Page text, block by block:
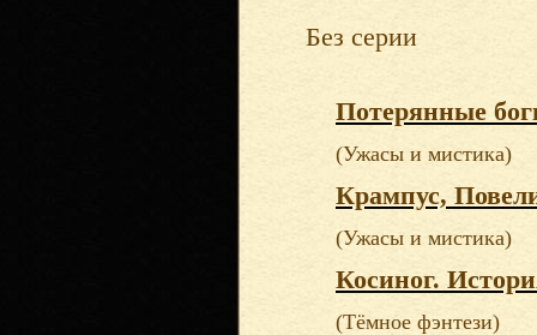
Без серии
Потерянные
(Ужасы и мистика)
Крампус,
(Ужасы и мистика)
Косиног.
(Тёмное фэнтези)